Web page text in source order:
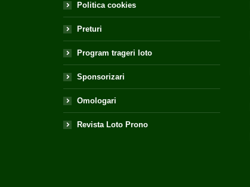
Politica cookies
Preturi
Program trageri loto
Sponsorizari
Omologari
Revista Loto Prono